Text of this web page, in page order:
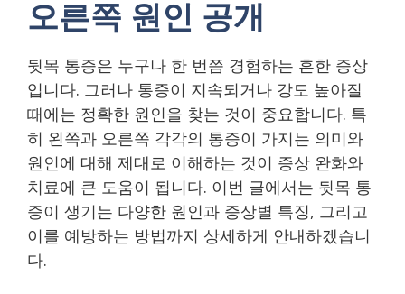
오른쪽 원인 공개
뒷목 통증은 누구나 한 번쯤 경험하는 흔한 증상
입니다. 그러나 통증이 지속되거나 강도 높아질
때에는 정확한 원인을 찾는 것이 중요합니다. 특
히 왼쪽과 오른쪽 각각의 통증이 가지는 의미와
원인에 대해 제대로 이해하는 것이 증상 완화와
치료에 큰 도움이 됩니다. 이번 글에서는 뒷목 통
증이 생기는 다양한 원인과 증상별 특징, 그리고
이를 예방하는 방법까지 상세하게 안내하겠습니
다.